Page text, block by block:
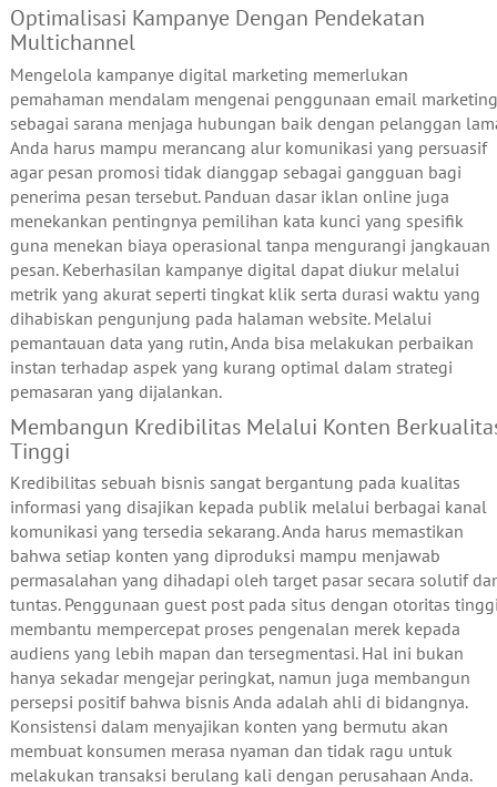
Optimalisasi Kampanye Dengan Pendekatan
Multichannel
Mengelola kampanye digital marketing memerlukan
pemahaman mendalam mengenai penggunaan email marketing
sebagai sarana menjaga hubungan baik dengan pelanggan
Anda harus mampu merancang alur komunikasi yang persuasif
agar pesan promosi tidak dianggap sebagai gangguan bagi
penerima pesan tersebut. Panduan dasar iklan online juga
menekankan pentingnya pemilihan kata kunci yang spesifik
guna menekan biaya operasional tanpa mengurangi jangkauan
pesan. Keberhasilan kampanye digital dapat diukur melalui
metrik yang akurat seperti tingkat klik serta durasi waktu yang
dihabiskan pengunjung pada halaman website. Melalui
pemantauan data yang rutin, Anda bisa melakukan perbaikan
instan terhadap aspek yang kurang optimal dalam strategi
pemasaran yang dijalankan.
Membangun Kredibilitas Melalui Konten
Tinggi
Kredibilitas sebuah bisnis sangat bergantung pada kualitas
informasi yang disajikan kepada publik melalui berbagai kanal
komunikasi yang tersedia sekarang. Anda harus memastikan
bahwa setiap konten yang diproduksi mampu menjawab
permasalahan yang dihadapi oleh target pasar secara solutif
tuntas. Penggunaan guest post pada situs dengan otoritas
membantu mempercepat proses pengenalan merek kepada
audiens yang lebih mapan dan tersegmentasi. Hal ini bukan
hanya sekadar mengejar peringkat, namun juga membangun
persepsi positif bahwa bisnis Anda adalah ahli di bidangnya.
Konsistensi dalam menyajikan konten yang bermutu akan
membuat konsumen merasa nyaman dan tidak ragu untuk
melakukan transaksi berulang kali dengan perusahaan Anda.